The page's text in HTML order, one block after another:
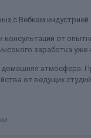
с Вебкам индустрией.
от
заработка уже
атмосфера.
от ведущих